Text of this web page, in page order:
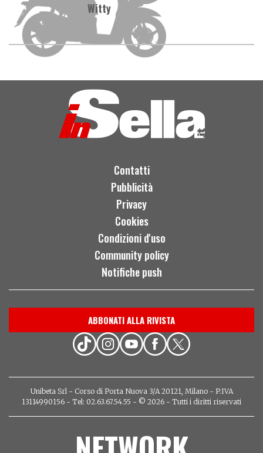
Witty
Contatti
Pubblicità
Privacy
Cookies
Condizioni d'uso
Community policy
Notifiche push
ABBONATI ALLA RIVISTA
Unibeta Srl - Corso di Porta Nuova 3/A 20121, Milano - P.IVA
13114990156 - Tel: 02.63.67.54.55 - © 2026 - Tutti i diritti riservati